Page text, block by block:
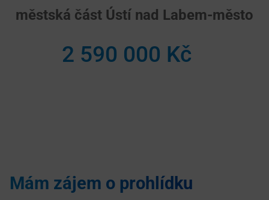
městská část Ústí nad Labem-město
2 590 000 Kč
Mám zájem o prohlídku